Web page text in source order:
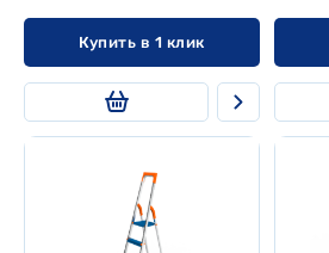
Купить в 1 клик